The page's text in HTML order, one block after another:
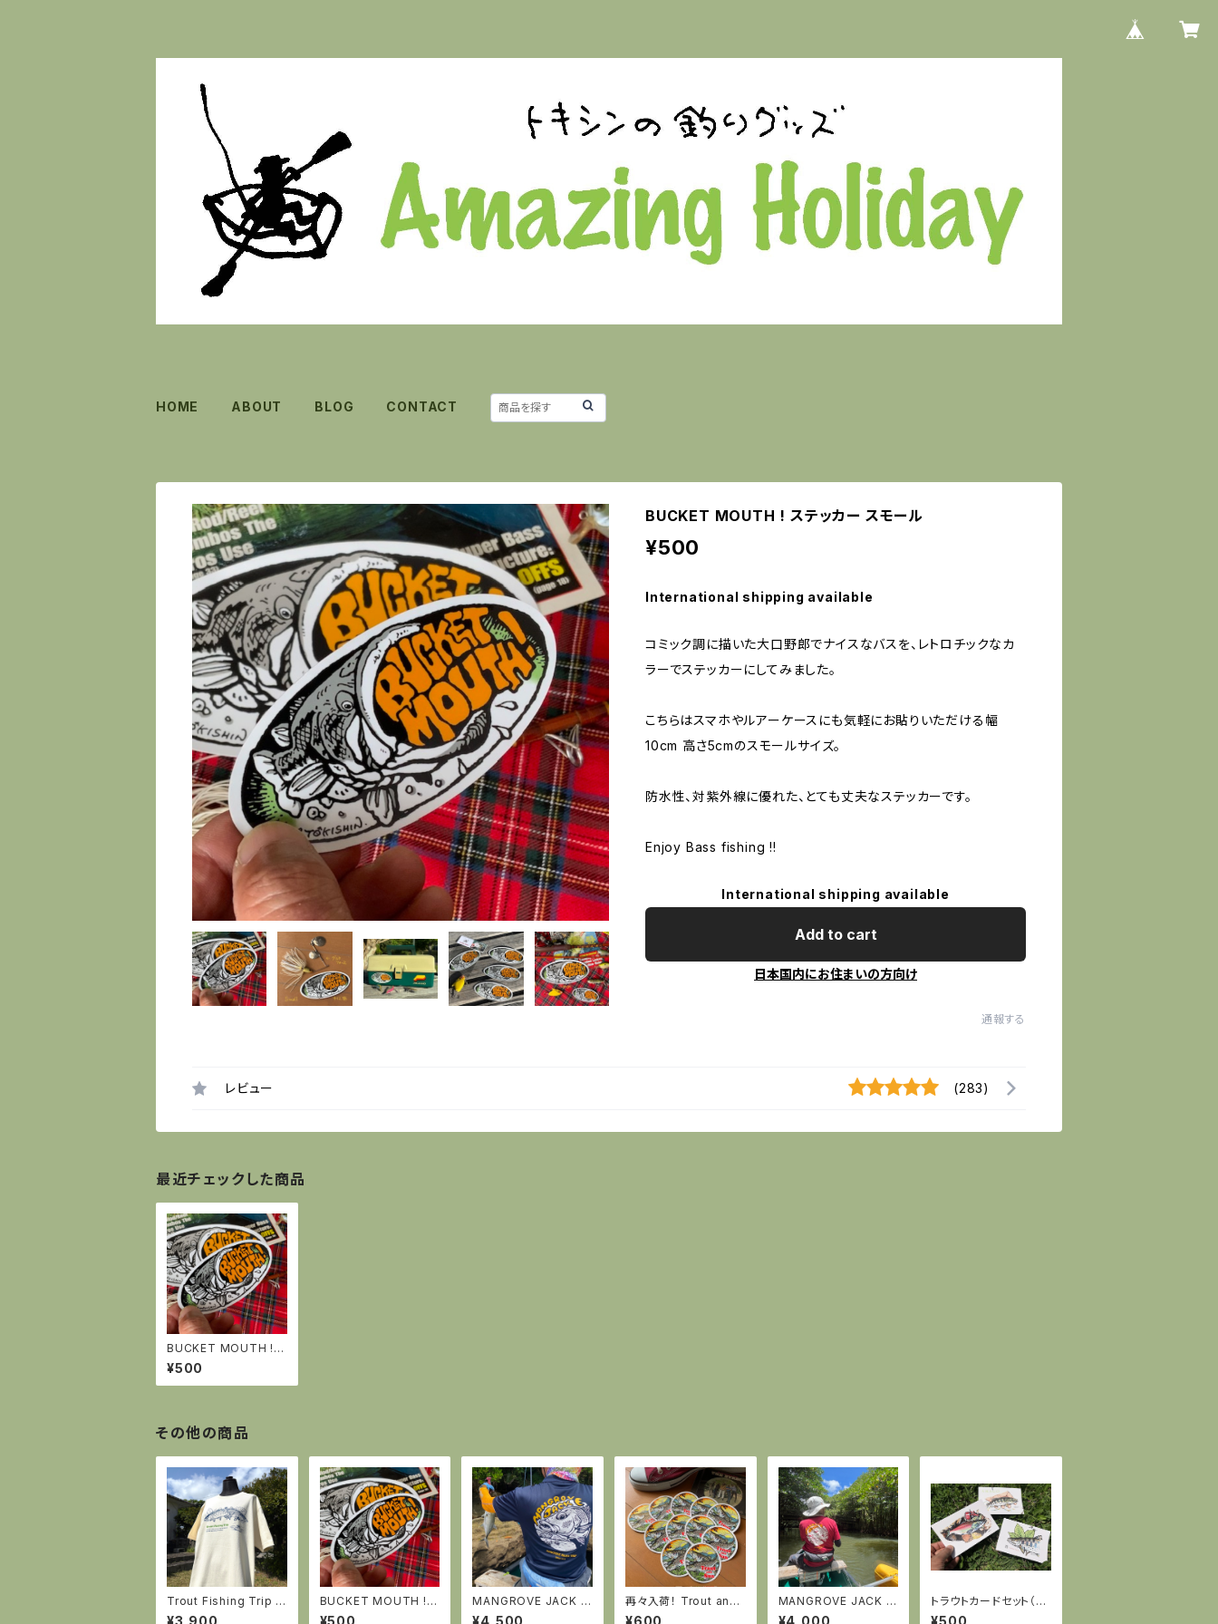
HOME ABOUT BLOG CONTACT
BUCKET MOUTH ! ステッカー スモール
¥500
International shipping available
コミック調に描いた大口野郎でナイスなバスを、レトロチックなカ
ラーでステッカーにしてみました。
こちらはスマホやルアーケースにも気軽にお貼りいただける幅
10cm 高さ5cmのスモールサイズ。
防水性、対紫外線に優れた、とても丈夫なステッカーです。
Enjoy Bass fishing !!
International shipping available
Add to cart
日本国内にお住まいの方向け
通報する
レビュー (283)
最近チェックした商品
BUCKET MOUTH !
ステッカー スモール
¥500
その他の商品
Trout Fishing Trip T
シャツ（アイボリー）
BUCKET MOUTH !
ステッカー スモール
MANGROVE JACK ド
ライポロシャツ
再々入荷！ Trout and
Sun ステッカー
MANGROVE JACK 半
袖ドライTシャツ・バー
トラウトカードセット（3
種入り）